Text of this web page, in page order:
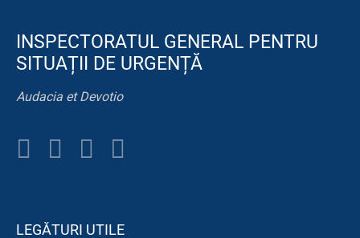
INSPECTORATUL GENERAL PENTRU
SITUAȚII DE URGENȚĂ
Audacia et Devotio
LEGĂTURI UTILE